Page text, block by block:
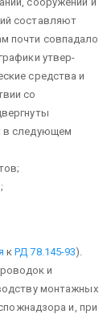
составляют
почти совпадало
утвер­
средства и
со
в следующем
кРД 78.145-93).
и
мон­тажных
и, при